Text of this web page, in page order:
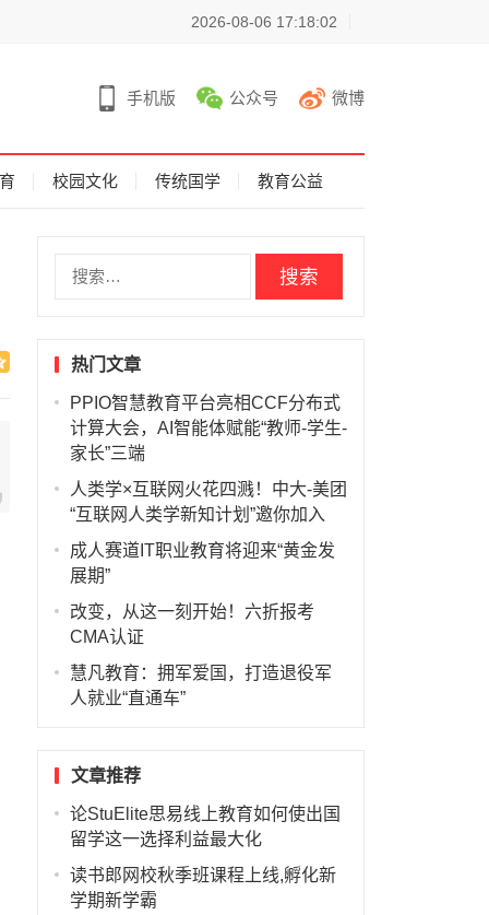
2026-08-06 17:18:02
手机版 公众号 微博
校园文化 传统国学 教育公益
热门文章
PPIO智慧教育平台亮相CCF分布式
计算大会，AI智能体赋能“教师-学生-
家长”三端
人类学×互联网火花四溅！中大-美团
“互联网人类学新知计划”邀你加入
成人赛道IT职业教育将迎来“黄金发
展期”
改变，从这一刻开始！六折报考
CMA认证
慧凡教育：拥军爱国，打造退役军
人就业“直通车”
文章推荐
论StuElite思易线上教育如何使出国
留学这一选择利益最大化
读书郎网校秋季班课程上线,孵化新
学期新学霸